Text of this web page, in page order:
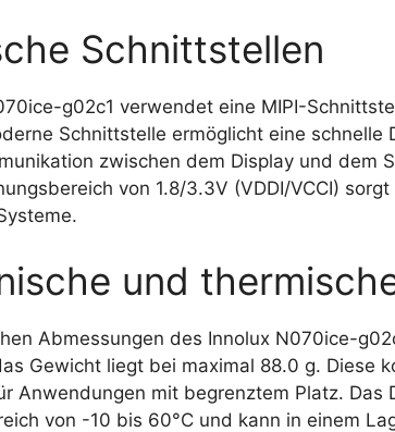
Schnittstellen
g02c1 verwendet eine MIPI-
Schnittstelle ermöglicht eine schnelle
zwischen dem Display und dem
von 1.8/3.3V (VDDI/VCCI)
und
Abmessungen des Innolux N070ice-
Gewicht liegt bei maximal 88.0 g. Diese
Anwendungen mit begrenztem Platz. Das
von -10 bis 60°C und kann in einem